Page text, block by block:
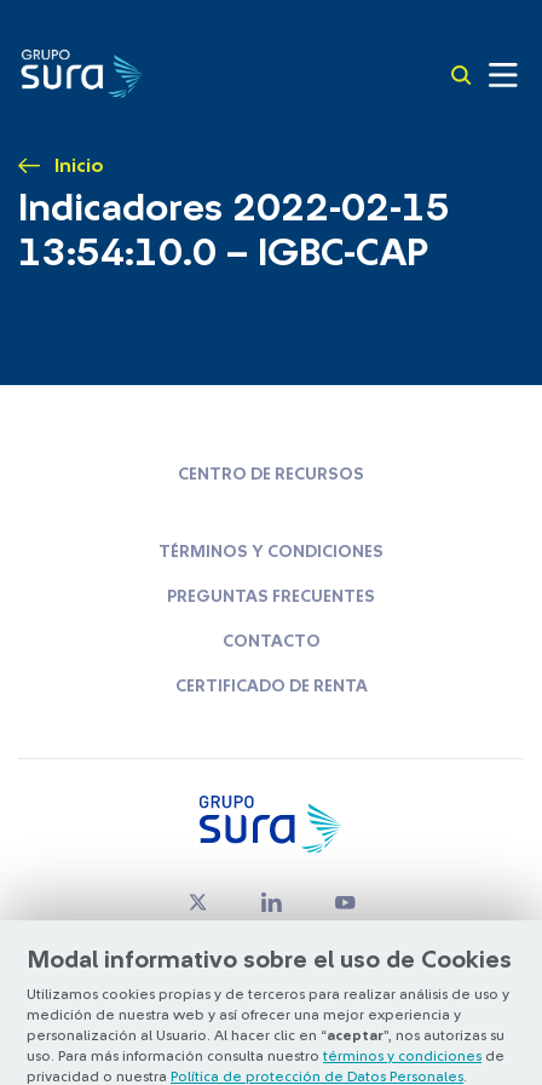
Inicio
Indicadores 2022-02-15
13:54:10.0 – IGBC-CAP
Modal informativo sobre el uso de Cookies
Utilizamos cookies propias y de terceros para realizar análisis de uso y
medición de nuestra web y así ofrecer una mejor experiencia y
personalización al Usuario. Al hacer clic en “aceptar”, nos autorizas su
uso. Para más información consulta nuestro términos y condiciones de
privacidad o nuestra Política de protección de Datos Personales
CENTRO DE RECURSOS
TÉRMINOS Y CONDICIONES
PREGUNTAS FRECUENTES
CONTACTO
CERTIFICADO DE RENTA
© Copyright Grupo SURA 2026